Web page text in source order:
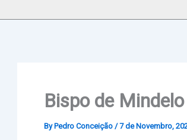
Bispo de
By Pedro Conceição /7 de Novembro,